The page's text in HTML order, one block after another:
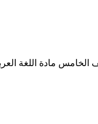
الخامس مادة اللغة